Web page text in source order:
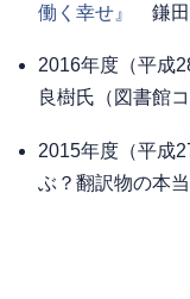
働く幸せ』
鎌田
2016年度（平成
良樹氏（図書館
2015年度（平成
ぶ？翻訳物の本